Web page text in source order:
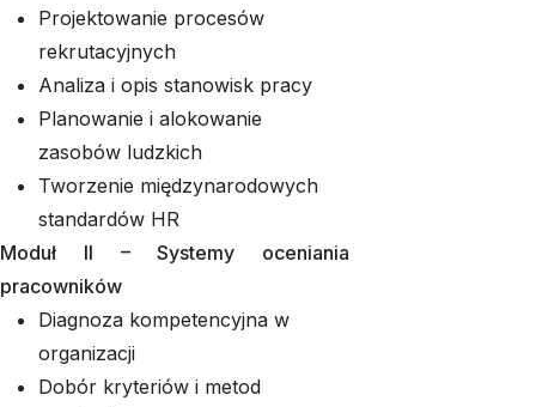
Projektowanie procesów
rekrutacyjnych
Analiza i opis stanowisk pracy
Planowanie i alokowanie
zasobów ludzkich
Tworzenie międzynarodowych
standardów HR
Moduł II – Systemy oceniania
pracowników
Diagnoza kompetencyjna w
organizacji
Dobór kryteriów i metod